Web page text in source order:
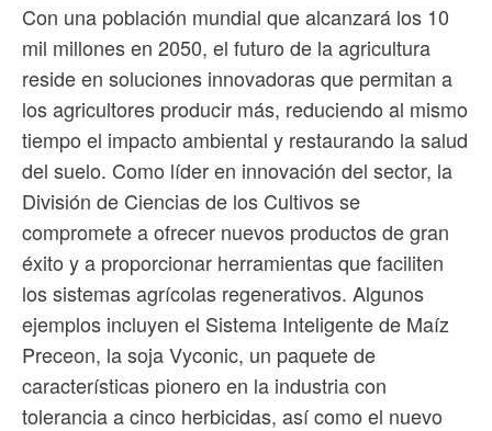
Con una población mundial que alcanzará los 10
mil millones en 2050, el futuro de la agricultura
reside en soluciones innovadoras que permitan a
los agricultores producir más, reduciendo al mismo
tiempo el impacto ambiental y restaurando la salud
del suelo. Como líder en innovación del sector, la
División de Ciencias de los Cultivos se
compromete a ofrecer nuevos productos de gran
éxito y a proporcionar herramientas que faciliten
los sistemas agrícolas regenerativos. Algunos
ejemplos incluyen el Sistema Inteligente de Maíz
Preceon, la soja Vyconic, un paquete de
características pionero en la industria con
tolerancia a cinco herbicidas, así como el nuevo